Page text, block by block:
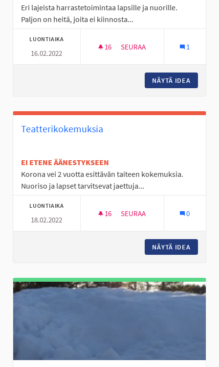
Eri lajeista harrastetoimintaa lapsille ja nuorille.
Paljon on heitä, joita ei kiinnosta...
LUONTIAIKA
16.02.2022
16 16 SEURAAJAA
SEURAA 1
NÄYTÄ IDEA
Teatterikokemuksia
EI ETENE ÄÄNESTYKSEEN
Korona vei 2 vuotta esittävän taiteen kokemuksia.
Nuoriso ja lapset tarvitsevat jaettuja...
LUONTIAIKA
18.02.2022
16 16 SEURAAJAA
SEURAA 0
NÄYTÄ IDEA